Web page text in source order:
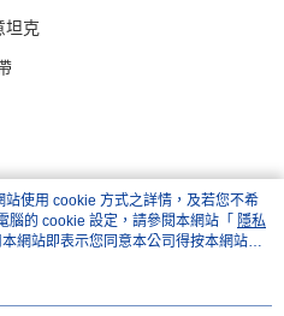
坦克
使用 cookie 方式之詳情，及若您不希
腦的 cookie 設定，請參閱本網站「 隱私
網站即表示您同意本公司得按本網站使